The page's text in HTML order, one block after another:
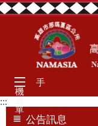
跳到主要內容區塊
手
機
單
:::
公告訊息